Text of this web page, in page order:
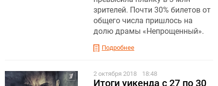
зрителей. Почти 30% билетов от
общего числа пришлось на
долю драмы «Непрощенный».
Подробнее
2 октября 2018 18:48
Итоги уикенда с 27 по 30